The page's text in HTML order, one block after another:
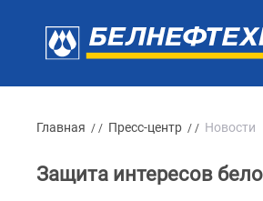
Главная / / Пресс-центр / / Новости
Защита интересов